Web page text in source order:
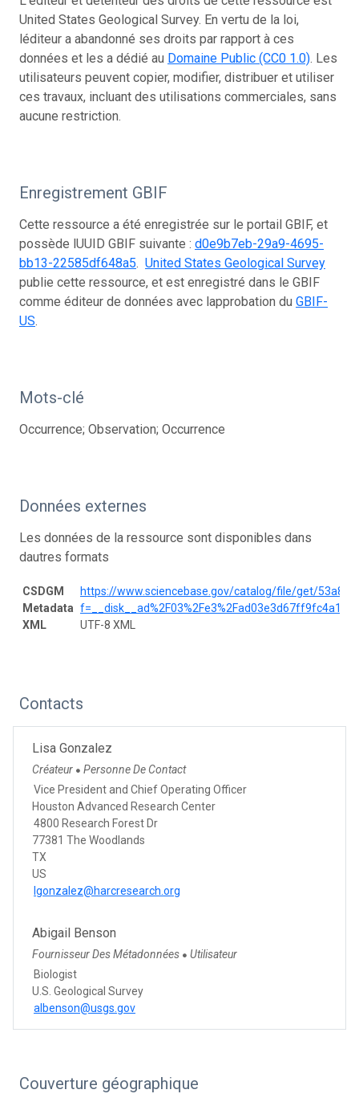
United States Geological Survey. En vertu de la loi,
léditeur a abandonné ses droits par rapport à ces
données et les a dédié au Domaine Public (CC0 1.0). Les
utilisateurs peuvent copier, modifier, distribuer et utiliser
ces travaux, incluant des utilisations commerciales, sans
aucune restriction.
Enregistrement GBIF
Cette ressource a été enregistrée sur le portail GBIF, et
possède lUUID GBIF suivante : d0e9b7eb-29a9-4695-
bb13-22585df648a5. United States Geological Survey
publie cette ressource, et est enregistré dans le GBIF
comme éditeur de données avec lapprobation du GBIF-
US.
Mots-clé
Occurrence; Observation; Occurrence
Données externes
Les données de la ressource sont disponibles dans
dautres formats
CSDGM
Metadata
XML
https://www.sciencebase.gov/catalog/file/get/
UTF-8 XML
Contacts
Lisa Gonzalez
Créateur ● Personne De Contact
Vice President and Chief Operating Officer
Houston Advanced Research Center
4800 Research Forest Dr
77381 The Woodlands
TX
US
lgonzalez@harcresearch.org
Abigail Benson
Fournisseur Des Métadonnées ● Utilisateur
Biologist
U.S. Geological Survey
albenson@usgs.gov
Couverture géographique